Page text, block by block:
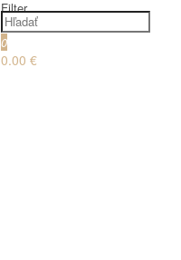
Filter
0
0.00 €